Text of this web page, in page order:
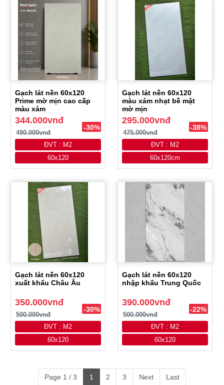
Gạch lát nền 60x120
Prime mờ mịn cao cấp
màu xám
344.000vnđ
490.000vnđ
-30%
ĐVT : M2
60x120
Gạch lát nền 60x120
màu xám nhạt bề mặt
mờ mịn
295.000vnđ
475.000vnđ
-38%
ĐVT : M2
60x120cm
Gạch lát nền 60x120
xuất khẩu Châu Âu
350.000vnđ
500.000vnđ
-30%
ĐVT : M2
60x120
Gạch lát nền 60x120
nhập khẩu Trung Quốc
390.000vnđ
500.000vnđ
-22%
ĐVT : M2
60x120
Page 1 / 3 1 2 3 Next Last